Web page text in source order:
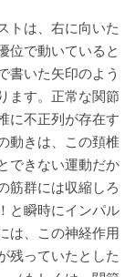
トは、右に向いた
位で動いていると
書いた矢印のよう
ます。正常な関節
に不正列が存在す
動きは、この頚椎
できない運動だか
筋群には収縮しろ
と瞬時にインパル
は、この神経作用
残っていたとした